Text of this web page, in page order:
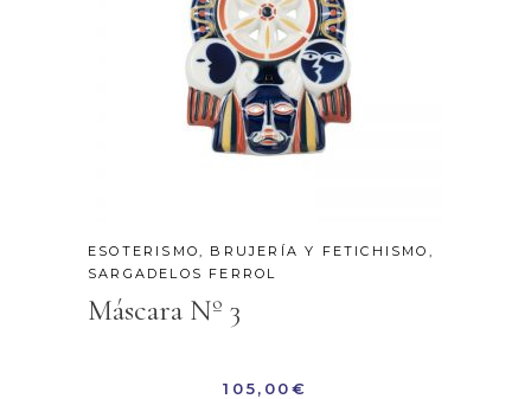
ESOTERISMO, BRUJERÍA Y FETICHISMO ,
SARGADELOS FERROL
Máscara Nº 3
105,00€